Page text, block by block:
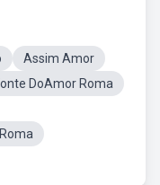
Assim Amor
DoAmor Roma